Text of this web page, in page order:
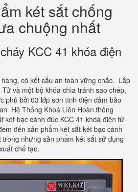
két sắt chống
chuộng nhất
KCC 41 khóa điện
có kết cấu an toàn vững chắc. Lắp
và một bộ khóa chìa tránh sao chép,
phủ bởi 03 lớp sơn tĩnh điện đảm bảo
Hệ Thống Khoá Liên Hoàn thông
bạc cánh đúc KCC 41 khóa điện tử
đến sản phẩm két sắt két bạc cánh
nhưng sản phẩm két sắt sử dụng
chế tạo.